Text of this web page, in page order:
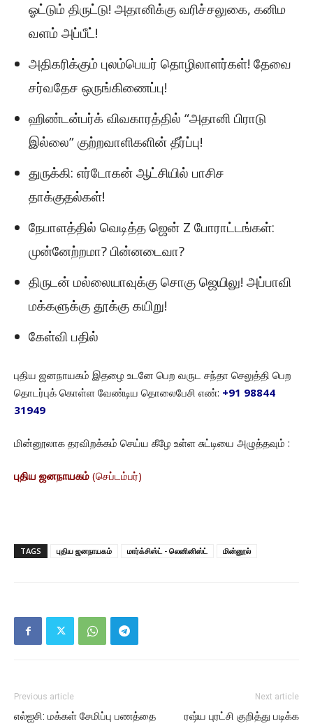
ஓட்டும் திருட்டு! அதானிக்கு வரிச்சலுகை, கனிம
வளம் அப்பீட்!
அதிகரிக்கும் புலம்பெயர் தொழிலாளர்கள்! தேவை
சர்வதேச ஒருங்கிணைப்பு!
ஹிண்டன்பர்க் விவகாரத்தில் “அதானி பிராடு
இல்லை” குற்றவாளிகளின் தீர்ப்பு!
துருக்கி: எர்டோகன் ஆட்சியில் பாசிச
தாக்குதல்கள்!
நேபாளத்தில் வெடித்த ஜென் Z போராட்டங்கள்:
முன்னேற்றமா? பின்னடைவா?
திருடன் மல்லையாவுக்கு சொகு ஜெயிலு! அப்பாவி
மக்களுக்கு தூக்கு கயிறு!
கேள்வி பதில்
புதிய ஜனநாயகம் இதழை உடனே பெற வருட சந்தா செலுத்தி பெற
தொடர்புக் கொள்ள வேண்டிய தொலைபேசி எண்: +91 98844
31949
மின்னூலாக தரவிறக்கம் செய்ய கீழே உள்ள சுட்டியை அழுத்தவும் :
புதிய ஜனநாயகம் (செப்டம்பர்)
TAGS புதிய ஜனநாயகம் மார்க்சிஸ்ட் - லெனினிஸ்ட் மின்னூல்
Previous article
எல்ஐசி: மக்கள் சேமிப்பு பணத்தை
Next article
ரஷ்ய புரட்சி குறித்து படிக்க